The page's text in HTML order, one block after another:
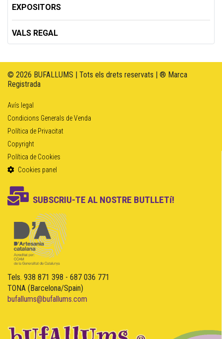
EXPOSITORS
VALS REGAL
© 2026 BUFALLUMS | Tots els drets reservats | ® Marca
Registrada
Avís legal
Condicions Generals de Venda
Política de Privacitat
Copyright
Política de Cookies
Cookies panel
SUBSCRIU-TE AL NOSTRE BUTLLETí!
Tels. 938 871 398 - 687 036 771
TONA (Barcelona/Spain)
bufallums@bufallums.com